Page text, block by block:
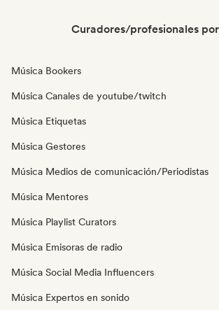
Curadores/profesionales
Música Bookers
Música Canales de youtube/twitch
Música Etiquetas
Música Gestores
Música Medios de comunicación/Periodistas
Música Mentores
Música Playlist Curators
Música Emisoras de radio
Música Social Media Influencers
Música Expertos en sonido